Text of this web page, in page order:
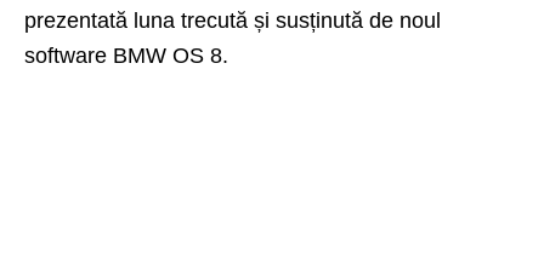
prezentată luna trecută și susținută de noul
software BMW OS 8.